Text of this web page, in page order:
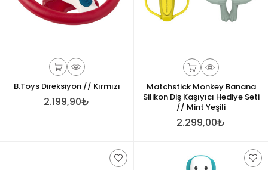
B.Toys Direksiyon // Kırmızı
2.199,90₺
Matchstick Monkey Banana
Silikon Diş Kaşıyıcı Hediye Seti
// Mint Yeşili
2.299,00₺